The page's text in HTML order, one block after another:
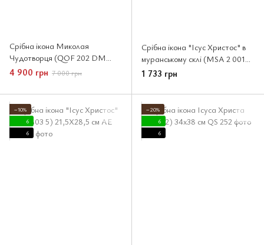
Срібна ікона Миколая
Чудотворця (QOF 202 DM
8330 GY ) 46x51 см
4 900 грн 7 000 грн
Срібна ікона "Ісус Христос" в
муранському склі (MSA 2 001
GB) 9X12 см
1 733 грн
−10%
6
6
−20%
6
6